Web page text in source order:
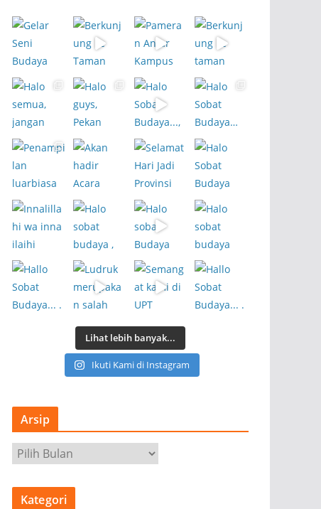
Lihat lebih banyak...
Ikuti Kami di Instagram
Arsip
r
s
Kategori